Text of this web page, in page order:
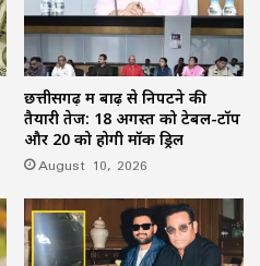
छत्तीसगढ़ में बाढ़ से निपटने की
तैयारी तेज: 18 अगस्त को टेबल-टॉप
और 20 को होगी मॉक ड्रिल
August 10, 2026